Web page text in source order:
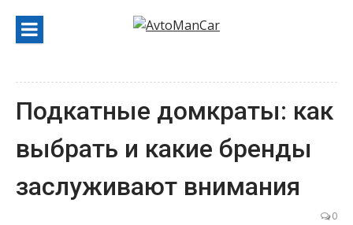
содержанию
Подкатные домкраты: как
выбрать и какие бренды
заслуживают внимания
0